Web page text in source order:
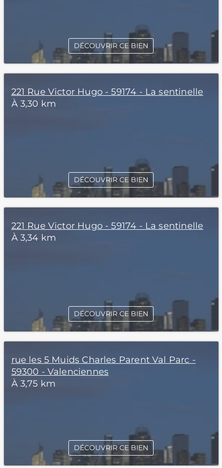
DÉCOUVRIR CE BIEN
221 Rue Victor Hugo - 59174 - La sentinelle
À 3,30 km
DÉCOUVRIR CE BIEN
221 Rue Victor Hugo - 59174 - La sentinelle
À 3,34 km
DÉCOUVRIR CE BIEN
rue les 5 Muids Charles Parent Val Parc -
59300 - Valenciennes
À 3,75 km
DÉCOUVRIR CE BIEN